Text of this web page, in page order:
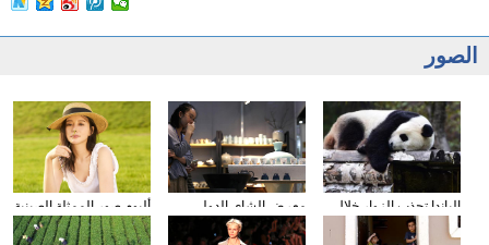
الصور
ألبوم صور الممثلة الصينية
شيونغ ناى جين
معرض الشاى الدولى
يقام فى مدينة داليان
الباندا تجذب الزوار خلال
عطلة العيد الوطني
الصيني